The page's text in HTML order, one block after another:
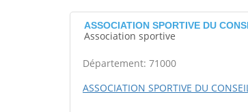
ASSOCIATION SPORTIVE DU
Association sportive
Département: 71000
ASSOCIATION SPORTIVE DU